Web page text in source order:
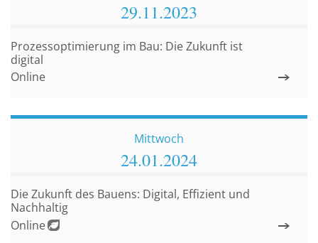
29.11.2023
Online
Prozessoptimierung im Bau: Die Zukunft ist
digital
Mittwoch
24.01.2024
Online
Die Zukunft des Bauens: Digital, Effizient und
Nachhaltig